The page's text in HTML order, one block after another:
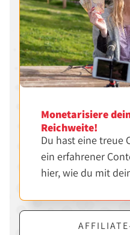
Monetarisiere
Reichweite!
Du hast eine treue
ein erfahrener
hier, wie du mit